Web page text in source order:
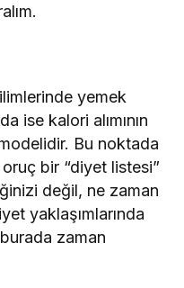
yemek
ise kalori alımının
Bu noktada
oruç bir “diyet listesi”
değil, ne zaman
yaklaşımlarında
zaman